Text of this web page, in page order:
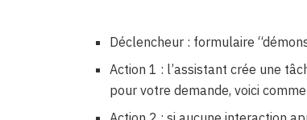
Déclencheur : formulaire
Action 1 : l’assistant crée une
pour votre demande, voici